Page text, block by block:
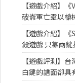
【遊戲介紹】
破崙軍亡靈以槍
【遊戲介紹】
殺遊戲 只靠兩
【遊戲評測】
白鍵的譜面卻具